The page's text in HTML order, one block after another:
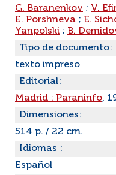
G. Baranenkov ; V.
E. Porshneva ; E.
Yanpolski ; B.
Tipo de documento:
texto impreso
Editorial:
Madrid : Paraninfo,
Dimensiones:
514 p. / 22 cm.
Idiomas :
Español